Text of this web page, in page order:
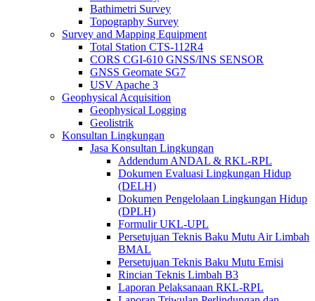
Bathimetri Survey
Topography Survey
Survey and Mapping Equipment
Total Station CTS-112R4
CORS CGI-610 GNSS/INS SENSOR
GNSS Geomate SG7
USV Apache 3
Geophysical Acquisition
Geophysical Logging
Geolistrik
Konsultan Lingkungan
Jasa Konsultan Lingkungan
Addendum ANDAL & RKL-RPL
Dokumen Evaluasi Lingkungan Hidup
(DELH)
Dokumen Pengelolaan Lingkungan Hidup
(DPLH)
Formulir UKL-UPL
Persetujuan Teknis Baku Mutu Air Limbah
BMAL
Persetujuan Teknis Baku Mutu Emisi
Rincian Teknis Limbah B3
Laporan Pelaksanaan RKL-RPL